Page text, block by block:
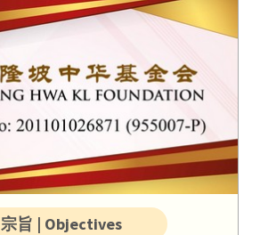
宗旨 | Objectives